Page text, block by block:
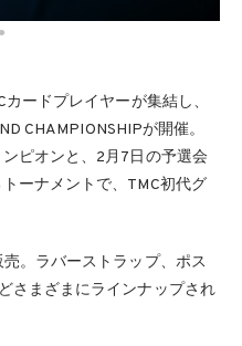
ードプレイヤーが集結し、
CHAMPIONSHIPが開催。
ピオンと、2月7日の予選会
ーナメントで、TMC初代グ
。ラバーストラップ、ポス
さまざまにラインナップされ